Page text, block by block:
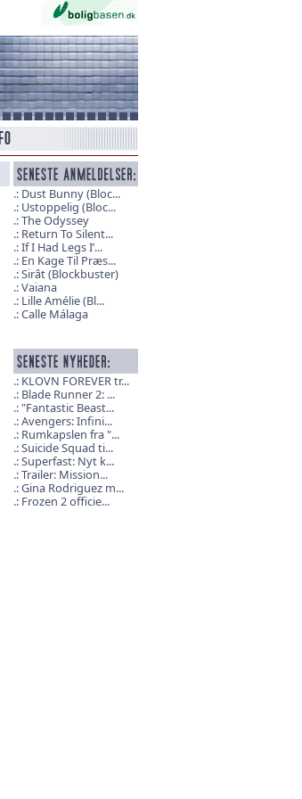
Dust Bunny (Bloc...
Ustoppelig (Bloc...
The Odyssey
Return To Silent...
If I Had Legs I’...
En Kage Til Præs...
Sirât (Blockbuster)
Vaiana
Lille Amélie (Bl...
Calle Málaga
KLOVN FOREVER tr...
Blade Runner 2: ...
"Fantastic Beast...
Avengers: Infini...
Rumkapslen fra "...
Suicide Squad ti...
Superfast: Nyt k...
Trailer: Mission...
Gina Rodriguez m...
Frozen 2 officie...